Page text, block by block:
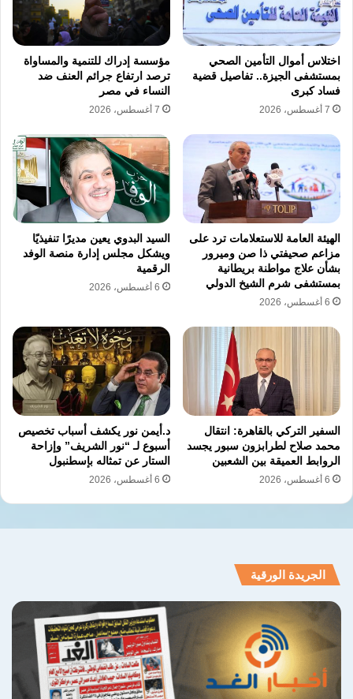
اختلاس أموال التأمين الصحي
بمستشفى الجيزة.. تفاصيل قضية
فساد كبرى
7 أغسطس، 2026
مؤسسة إدراك للتنمية والمساواة
ترصد ارتفاع جرائم العنف ضد
النساء في مصر
7 أغسطس، 2026
الهيئة العامة للاستعلامات ترد على
مزاعم صحيفتي ذا صن وميرور
بشأن علاج مواطنة بريطانية
بمستشفى شرم الشيخ الدولي
6 أغسطس، 2026
السيد البدوي يعين مديرًا تنفيذيًا
ويشكل مجلس إدارة منصة الوفد
الرقمية
6 أغسطس، 2026
السفير التركي بالقاهرة: انتقال
محمد صلاح لطرابزون سبور يجسد
الروابط العميقة بين الشعبين
6 أغسطس، 2026
د.أيمن نور يكشف أسباب تخصيص
أسبوع لـ “نور الشريف” وإزاحة
الستار عن تمثاله بإسطنبول
6 أغسطس، 2026
الجريدة الورقية